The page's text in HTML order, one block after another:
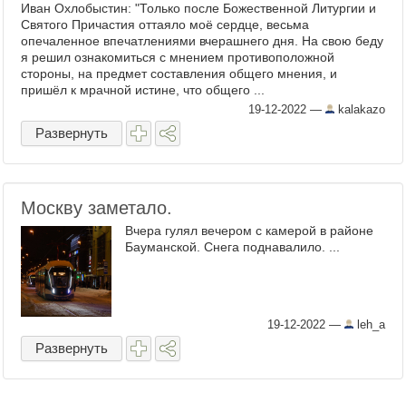
Иван Охлобыстин: "Только после Божественной Литургии и
Святого Причастия оттаяло моё сердце, весьма
опечаленное впечатлениями вчерашнего дня. На свою беду
я решил ознакомиться с мнением противоположной
стороны, на предмет составления общего мнения, и
пришёл к мрачной истине, что общего ...
19-12-2022 — kalakazo
Развернуть
Москву заметало.
Вчера гулял вечером с камерой в районе
Бауманской. Снега поднавалило. ...
19-12-2022 — leh_a
Развернуть